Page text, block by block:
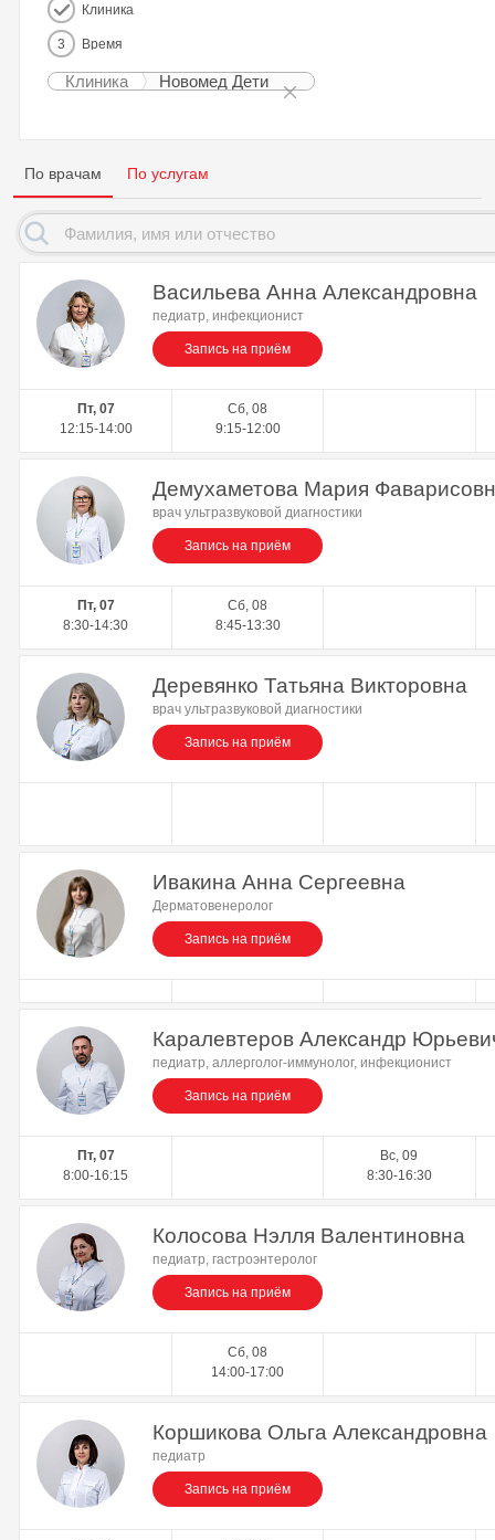
Клиника
3 Время
Клиника Новомед Дети
По врачам По услугам
Васильева Анна Александровна
педиатр, инфекционист
Запись на приём
Пт, 07
12:15-14:00
Сб, 08
9:15-12:00
Демухаметова Мария
врач ультразвуковой диагностики
Запись на приём
Пт, 07
8:30-14:30
Сб, 08
8:45-13:30
Деревянко Татьяна Викторовна
врач ультразвуковой диагностики
Запись на приём
Ивакина Анна Сергеевна
Дерматовенеролог
Запись на приём
Каралевтеров Александр
педиатр, аллерголог-иммунолог, инфекционист
Запись на приём
Пт, 07
8:00-16:15
Вс, 09
8:30-16:30
Колосова Нэлля Валентиновна
педиатр, гастроэнтеролог
Запись на приём
Сб, 08
14:00-17:00
Коршикова Ольга Александровна
педиатр
Запись на приём